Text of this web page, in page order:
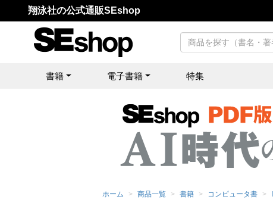
翔泳社の公式通販SEshop
書籍 電子書籍 特集
ホーム 商品一覧 書籍 コンピュータ書